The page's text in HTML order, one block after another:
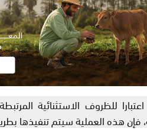
للظروف الاستثنائية
فإن هذه العملية سيتم تنفيذها